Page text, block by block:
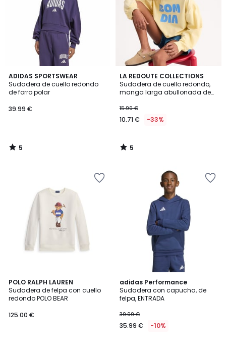
ADIDAS SPORTSWEAR
Sudadera de cuello redondo
de forro polar
39.99 €
5
/
5
5
/
LA REDOUTE COLLECTIONS
Sudadera de cuello redondo,
manga larga abullonada de
parte delant
15.99 €
10.71 € -33%
5
/
5
5
/
POLO RALPH LAUREN
Sudadera de felpa con cuello
redondo POLO BEAR
125.00 €
3
/
5
adidas Performance
Sudadera con capucha, de
felpa, ENTRADA
39.99 €
35.99 € -10%
4,6
/ 5
4
Colores